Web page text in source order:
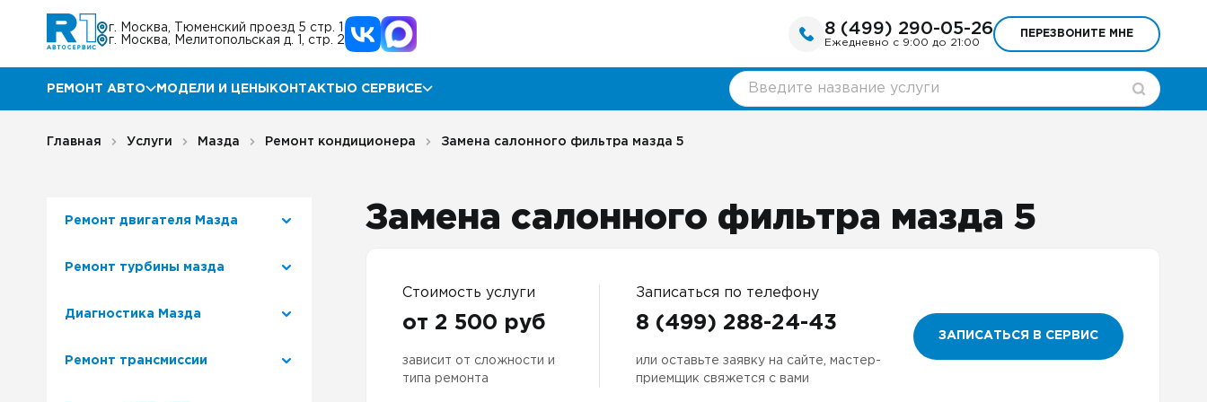
г. Москва, Тюменский проезд 5 стр. 1
г. Москва, Мелитопольская д. 1, стр. 2
8 (499) 290-05-26
Ежедневно с 9:00 до 21:00
ПЕРЕЗВОНИТЕ МНЕ
РЕМОНТ АВТО
Ремонт Мазда
Ремонт Хендай
МОДЕЛИ И ЦЕНЫ КОНТАКТЫ О СЕРВИСЕ
Программа лояльности
Отзывы
Корпоративным клиентам
Главная Услуги Мазда Ремонт кондиционера Замена салонного фильтра мазда 5
Ремонт двигателя Мазда
Ремонт турбины мазда
Диагностика Мазда
Ремонт трансмиссии
Замена салонного фильтра мазда 5
Стоимость услуги
от 2 500 руб
зависит от сложности и
типа ремонта
Записаться по телефону
8 (499) 288-24-43
или оставьте заявку на сайте, мастер-
приемщик свяжется с вами
ЗАПИСАТЬСЯ В СЕРВИС